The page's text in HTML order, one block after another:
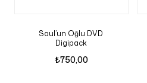
Saul’un Oğlu DVD
Digipack
₺750,00